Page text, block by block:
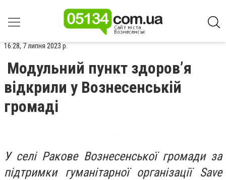
16:28, 7 липня 2023 р.
Модульний пункт здоров’я
відкрили у Вознесенській
громаді
У селі Ракове Вознесенської громади за
підтримки гуманітарної організації Save